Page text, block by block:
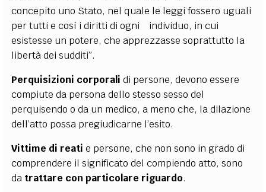
concepito uno Stato, nel quale le leggi fossero uguali
per tutti e cosí i diritti di ogni individuo, in cui
esistesse un potere, che apprezzasse soprattutto la
libertà dei sudditi”.
Perquisizioni corporali di persone, devono essere
compiute da persona dello stesso sesso del
perquisendo o da un medico, a meno che, la dilazione
dell’atto possa pregiudicarne l’esito.
Vittime di reati e persone, che non sono in grado di
comprendere il significato del compiendo atto, sono
da trattare con particolare riguardo.